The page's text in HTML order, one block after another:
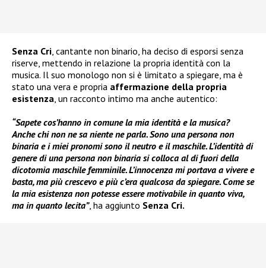
Senza Cri, cantante non binario, ha deciso di esporsi senza
riserve, mettendo in relazione la propria identità con la
musica. Il suo monologo non si è limitato a spiegare, ma è
stato una vera e propria affermazione della propria
esistenza, un racconto intimo ma anche autentico:
“Sapete cos’hanno in comune la mia identità e la musica?
Anche chi non ne sa niente ne parla. Sono una persona non
binaria e i miei pronomi sono il neutro e il maschile. L’identità di
genere di una persona non binaria si colloca al di fuori della
dicotomia maschile femminile. L’innocenza mi portava a vivere e
basta, ma più crescevo e più c’era qualcosa da spiegare. Come se
la mia esistenza non potesse essere motivabile in quanto viva,
ma in quanto lecita”, ha aggiunto Senza Cri.